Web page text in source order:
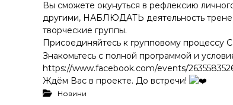
Вы сможете окунуться в рефлексию
другими, НАБЛЮДАТЬ деятельность
творческие группы.
Присоединяйтесь к групповому
Знакомьтесь с полной программой и
https://www.facebook.com/events/
Ждём Вас в проекте. До встречи!
Новини